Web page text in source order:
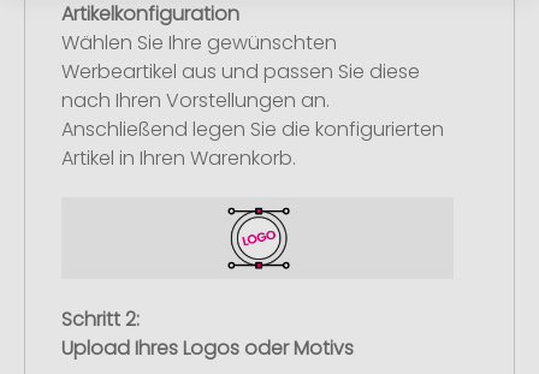
Artikelkonfiguration
Wählen Sie Ihre gewünschten
Werbeartikel aus und passen Sie diese
nach Ihren Vorstellungen an.
Anschließend legen Sie die konfigurierten
Artikel in Ihren Warenkorb.
Schritt 2:
Upload Ihres Logos oder Motivs